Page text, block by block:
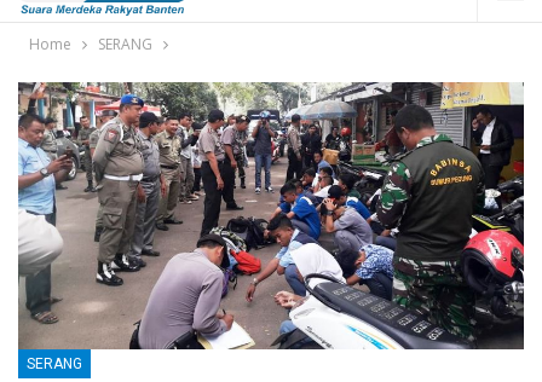
Home SERANG
SERANG